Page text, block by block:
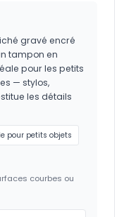
gravé encré
tampon en
pour les petits
— stylos,
les détails
pour petits objets
courbes ou